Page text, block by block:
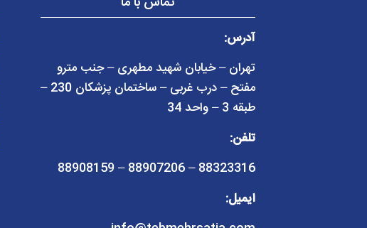
آدرس:
تهران – خیابان شهید مطهری – جنب مترو
مفتح – درب غربی – ساختمان پزشکان 230 –
طبقه 3 – واحد 34
تلفن:
88323316 – 88907206 – 88908159
ایمیل: